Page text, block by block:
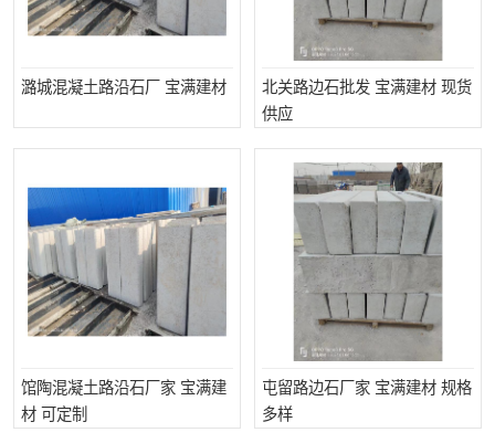
潞城混凝土路沿石厂 宝满建材
北关路边石批发 宝满建材 现货
供应
馆陶混凝土路沿石厂家 宝满建
材 可定制
屯留路边石厂家 宝满建材 规格
多样